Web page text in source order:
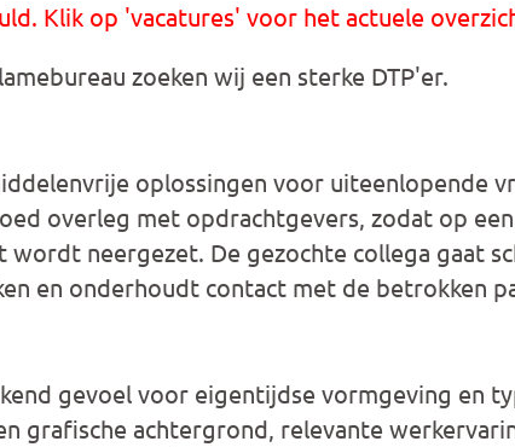
Klik op 'vacatures' voor het actuele
zoeken wij een sterke DTP'er.
oplossingen voor uiteenlopende
overleg met opdrachtgevers, zodat op
neergezet. De gezochte collega gaat
en onderhoudt contact met de betrokken
gevoel voor eigentijdse vormgeving en
grafische achtergrond, relevante